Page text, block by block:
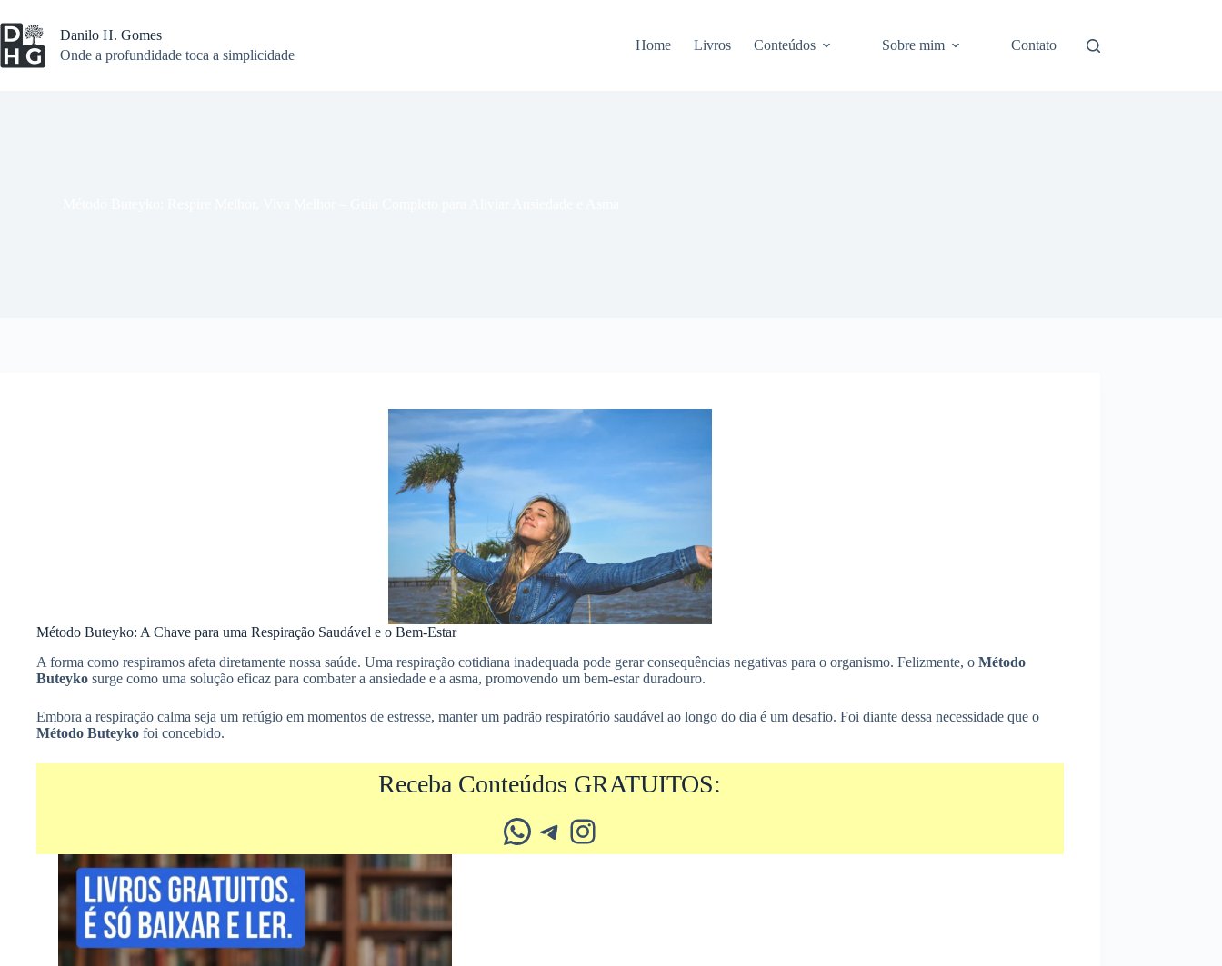
para
o
conteúdo
Danilo H. Gomes
Onde a profundidade toca a simplicidade
Home Livros Conteúdos Sobre mim Contato
Método Buteyko: A Chave para uma Respiração Saudável e o Bem-Estar
A forma como respiramos afeta diretamente nossa saúde. Uma respiração cotidiana inadequada pode gerar consequências negativas para o organismo. Felizmente, o Método
Buteyko surge como uma solução eficaz para combater a ansiedade e a asma, promovendo um bem-estar duradouro.
Embora a respiração calma seja um refúgio em momentos de estresse, manter um padrão respiratório saudável ao longo do dia é um desafio. Foi diante dessa necessidade que o
Método Buteyko foi concebido.
Receba Conteúdos GRATUITOS:
Whatsapp Telegram Instagram